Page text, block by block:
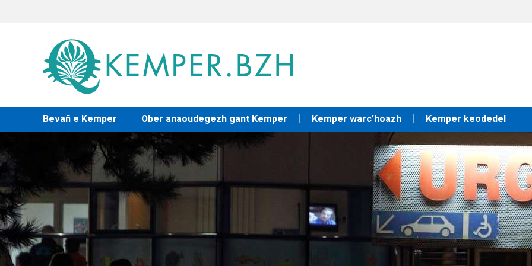
Bevañ e Kemper Ober anaoudegezh gant Kemper Kemper warc’hoazh Kemper keodedel